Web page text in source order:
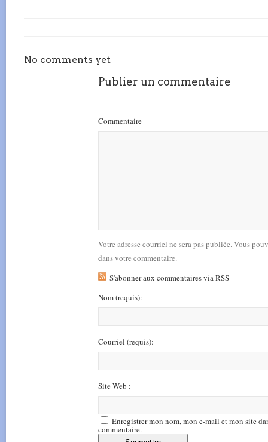
No comments yet
Publier un commentaire
Commentaire
Votre adresse courriel ne sera pas publiée. Vous
dans votre commentaire.
S'abonner aux commentaires via RSS
Nom(requis):
Courriel (requis):
Site Web :
Enregistrer mon nom, mon e-mail et mon site
commentaire.